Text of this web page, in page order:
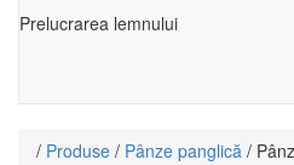
Prelucrarea lemnului
/ Produse / Pânze panglică /